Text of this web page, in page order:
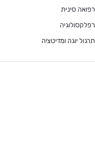
רפואה סינית
רפלקסולוגיה
תרגול יוגה ומדיטציה